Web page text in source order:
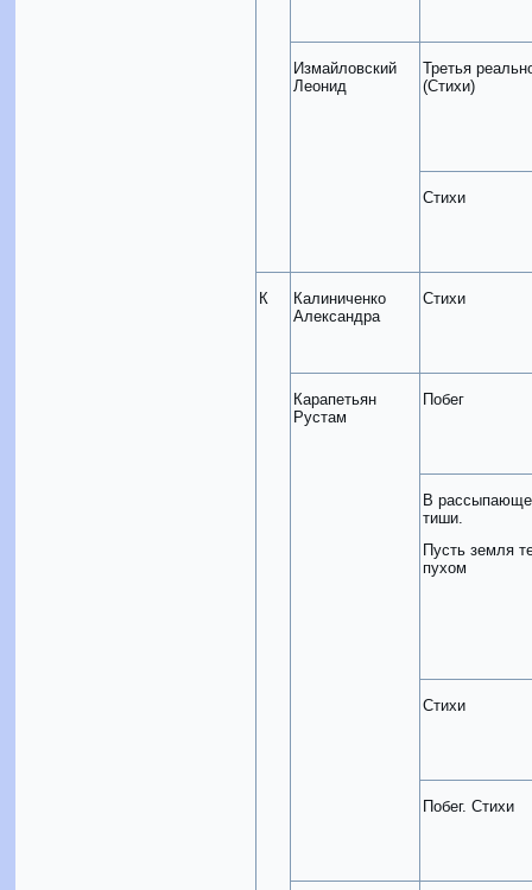
Измайловский
Леонид
Третья
(Стихи)
Стихи
К
Калиниченко
Александра
Стихи
Карапетьян
Рустам
Побег
В
тиши.
Пусть земля
пухом
Стихи
Побег. Стихи